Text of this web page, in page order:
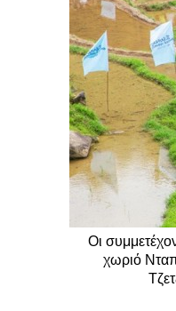
Οι
χωριό